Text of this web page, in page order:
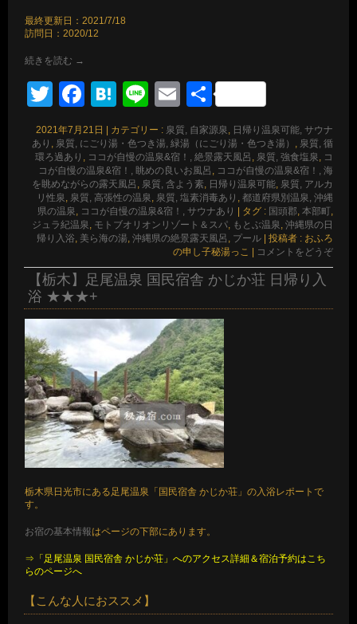
最終更新日：2021/7/18
訪問日：2020/12
続きを読む →
TwitterFacebook
Hatena
LineEmail
共
有
2021年7月21日 | カテゴリー : 泉質, 自家源泉
日帰り温泉可能, サウナ
あり
泉質, にごり湯・色つき湯, 緑湯（にごり湯・色つき湯）
泉質, 循
環ろ過あり
ココが自慢の温泉&宿！, 絶景露天風呂 泉質, 強食塩泉
コ
コが自慢の温泉&宿！, 眺めの良いお風呂
ココが自慢の温泉&宿！, 海
を眺めながらの露天風呂
泉質, 含よう素 日帰り温泉可能 泉質, アルカ
リ性泉 泉質, 高張性の温泉 泉質, 塩素消毒あり
都道府県別温泉, 沖縄
県の温泉
ココが自慢の温泉&宿！, サウナあり | タグ : 国頭郡 本部町
ジュラ紀温泉 モトブオリオンリゾート＆スパ もとぶ温泉 沖縄県の日
帰り入浴 美ら海の湯 沖縄県の絶景露天風呂 プール | 投稿者 : おふろ
の申し子秘湯っこ | コメントをどうぞ
【栃木】足尾温泉 国民宿舎 かじか荘 日帰り入
浴 ★★★+
栃木県日光市にある足尾温泉「国民宿舎 かじか荘」の入浴レポートで
す。
お宿の基本情報はページの下部にあります。
⇒「足尾温泉 国民宿舎 かじか荘」へのアクセス詳細＆宿泊予約はこち
らのページへ
【こんな人におススメ】